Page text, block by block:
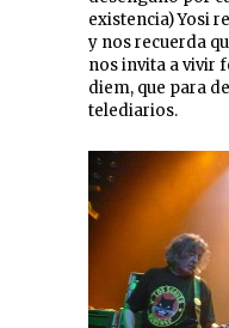
existencia) Yosi
y nos recuerda
nos invita a vivir
diem, que para
telediarios.